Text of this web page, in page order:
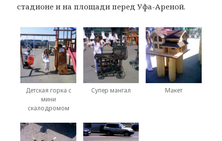
стадионе и на площади перед Уфа-Ареной.
Детская горка с
мини
скалодромом
Супер мангал Макет